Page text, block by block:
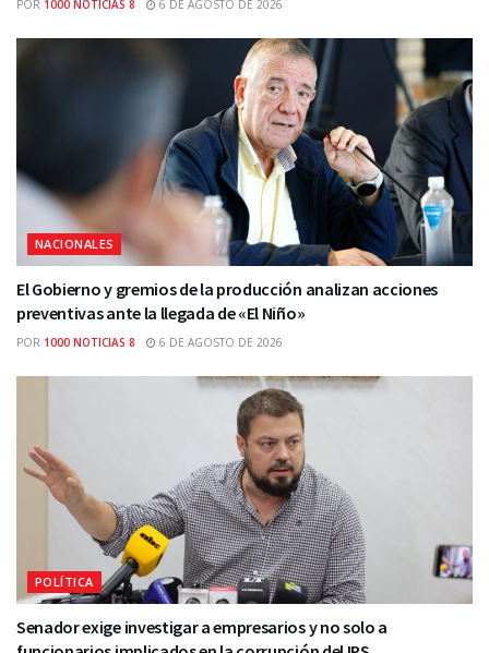
POR 1000 NOTICIAS 8 6 DE AGOSTO DE 2026
NACIONALES
El Gobierno y gremios de la producción analizan acciones
preventivas ante la llegada de «El Niño»
POR 1000 NOTICIAS 8 6 DE AGOSTO DE 2026
POLÍTICA
Senador exige investigar a empresarios y no solo a